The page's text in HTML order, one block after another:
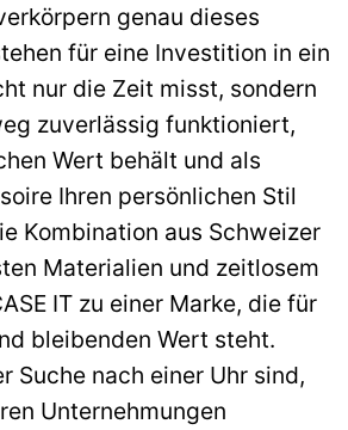
genau dieses
für eine Investition in ein
nur die Zeit misst, sondern
zuverlässig funktioniert,
Wert behält und als
Ihren persönlichen Stil
Kombination aus Schweizer
Materialien und zeitlosem
IT zu einer Marke, die für
bleibenden Wert steht.
Suche nach einer Uhr sind,
Unternehmungen